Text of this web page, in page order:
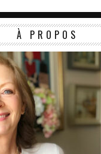
À PROPOS